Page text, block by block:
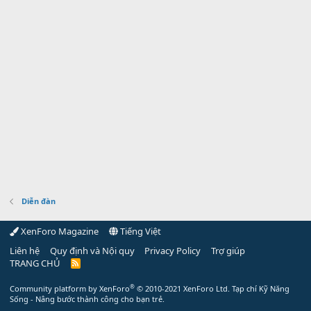
Diễn đàn
XenForo Magazine
Tiếng Việt
Liên hệ
Quy định và Nội quy Privacy Policy
Trợ giúp
TRANG CHỦ
R
Community platform by XenForo® © 2010-2021 XenForo Ltd. Tạp chí Kỹ Năng
Sống - Nâng bước thành công cho bạn trẻ.